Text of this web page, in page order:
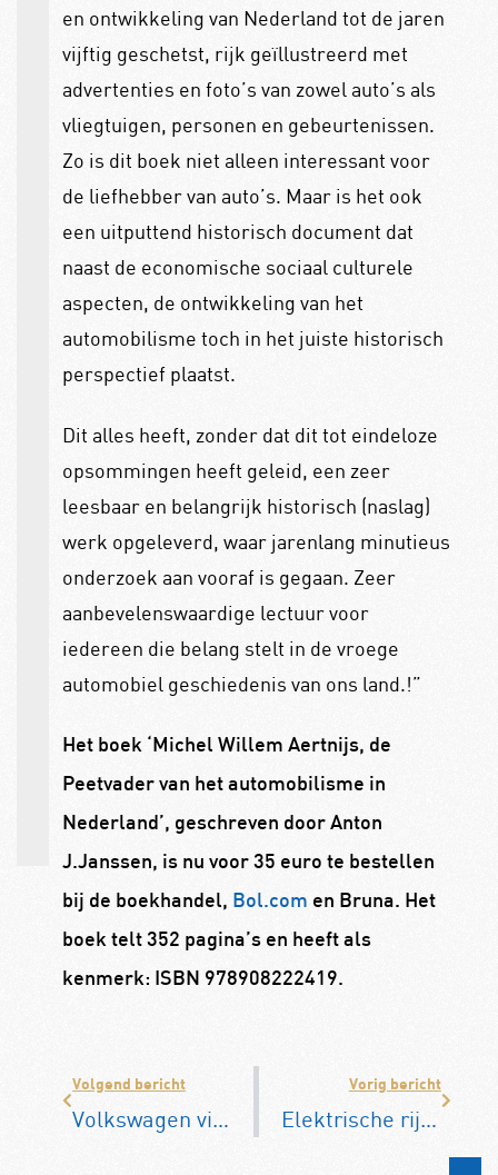
en ontwikkeling van Nederland tot de jaren
vijftig geschetst, rijk geïllustreerd met
advertenties en foto’s van zowel auto’s als
vliegtuigen, personen en gebeurtenissen.
Zo is dit boek niet alleen interessant voor
de liefhebber van auto’s. Maar is het ook
een uitputtend historisch document dat
naast de economische sociaal culturele
aspecten, de ontwikkeling van het
automobilisme toch in het juiste historisch
perspectief plaatst.
Dit alles heeft, zonder dat dit tot eindeloze
opsommingen heeft geleid, een zeer
leesbaar en belangrijk historisch (naslag)
werk opgeleverd, waar jarenlang minutieus
onderzoek aan vooraf is gegaan. Zeer
aanbevelenswaardige lectuur voor
iedereen die belang stelt in de vroege
automobiel geschiedenis van ons land.!”
Het boek ‘Michel Willem Aertnijs, de
Peetvader van het automobilisme in
Nederland’, geschreven door Anton
J.Janssen, is nu voor 35 euro te bestellen
bij de boekhandel, Bol.com en Bruna. Het
boek telt 352 pagina’s en heeft als
kenmerk: ISBN 978908222419.
Volgend bericht
Volkswagen viert 50 Jaar Golf op Wheels Mariënwaerdt (13-15 september)
Vorig bericht
Elektrische rijders zijn gewaarschuwd: laadpaaltarieven in Europa vallen door blokkeerkosten soms hoog uit